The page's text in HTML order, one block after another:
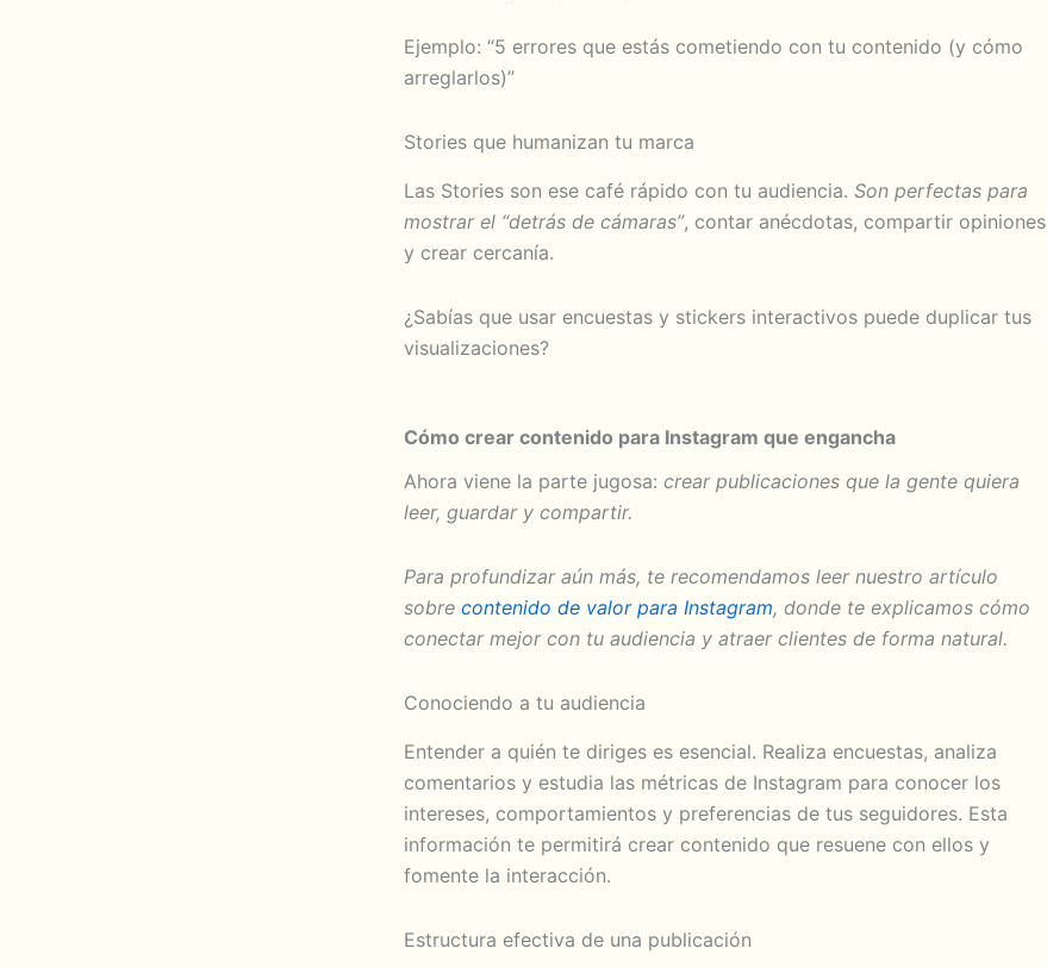
Ejemplo: “5 errores que estás cometiendo con tu contenido (y cómo
arreglarlos)”
Stories que humanizan tu marca
Las Stories son ese café rápido con tu audiencia.Son perfectas para
mostrar el “detrás de cámaras”, contar anécdotas, compartir opiniones
y crear cercanía.
¿Sabías que usar encuestas y stickers interactivos puede duplicar tus
visualizaciones?
Cómo crear contenido para Instagram que engancha
Ahora viene la parte jugosa:crear publicaciones que la gente quiera
leer, guardar y compartir.
Para profundizar aún más, te recomendamos leer nuestro artículo
sobrecontenido de valor para Instagram, donde te explicamos cómo
conectar mejor con tu audiencia y atraer clientes de forma natural.
Conociendo a tu audiencia
Entender a quién te diriges es esencial. Realiza encuestas, analiza
comentarios y estudia las métricas de Instagram para conocer los
intereses, comportamientos y preferencias de tus seguidores. Esta
información te permitirá crear contenido que resuene con ellos y
fomente la interacción.
Estructura efectiva de una publicación